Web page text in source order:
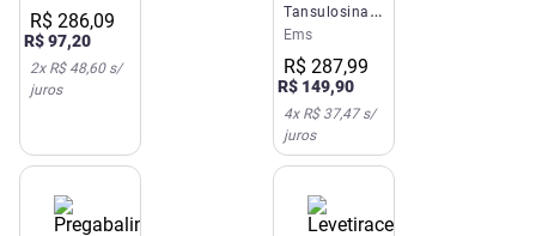
Comprimidos
R$ 286,09
R$97,20
2x R$ 48,60s/
juros
Tansulosina
EMS 0,4mg 60
Comprimidos
Genérico
Ems
R$ 287,99
R$ 149,90
4x R$ 37,47s/
juros